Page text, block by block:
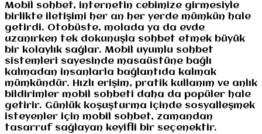
Mobil sohbet, internetin cebimize girmesiyle
birlikte iletişimi her an her yerde mümkün hale
getirdi. Otobüste, molada ya da evde
uzanırken tek dokunuşla sohbet etmek büyük
bir kolaylık sağlar. Mobil uyumlu sohbet
sistemleri sayesinde masaüstüne bağlı
kalmadan insanlarla bağlantıda kalmak
mümkündür. Hızlı erişim, pratik kullanım ve anlık
bildirimler mobil sohbeti daha da popüler hale
getirir. Günlük koşuşturma içinde sosyalleşmek
isteyenler için mobil sohbet, zamandan
tasarruf sağlayan keyifli bir seçenektir.